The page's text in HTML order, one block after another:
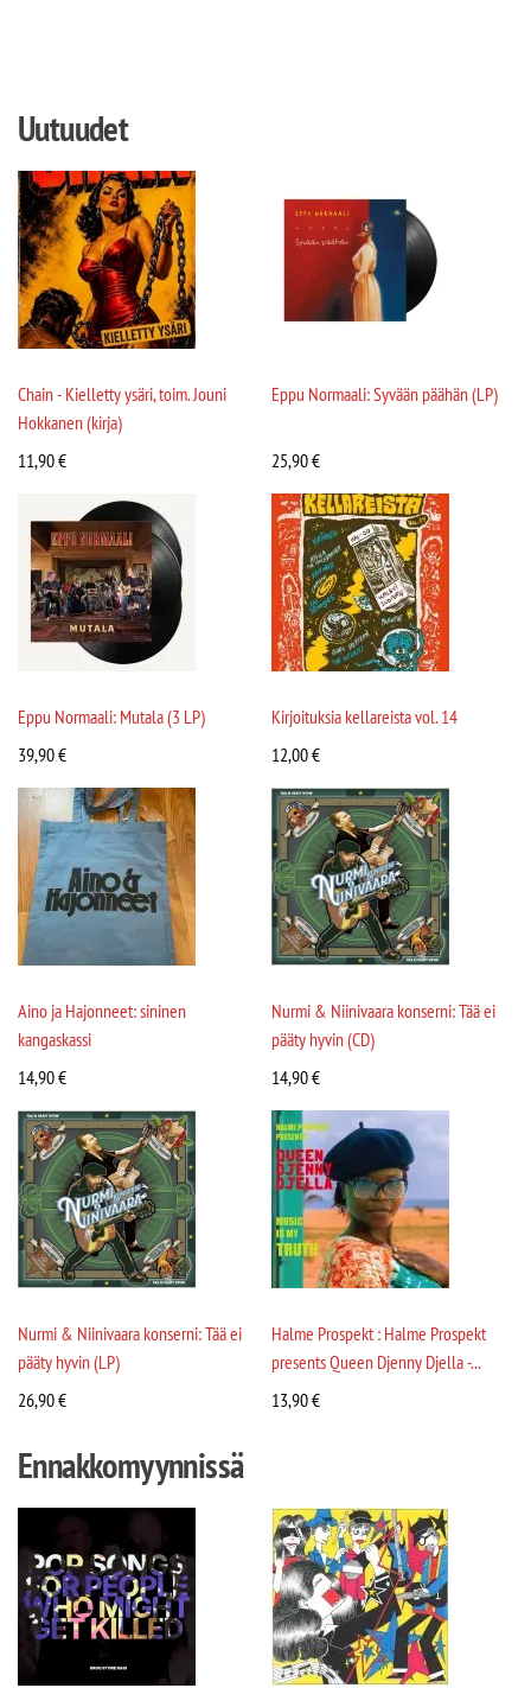
Uutuudet
Chain - Kielletty ysäri, toim. Jouni
Hokkanen (kirja)
11,90€
Eppu Normaali: Syvään päähän (LP)
25,90€
Eppu Normaali: Mutala (3 LP)
39,90€
Kirjoituksia kellareista vol. 14
12,00€
Aino ja Hajonneet: sininen
kangaskassi
14,90€
Nurmi & Niinivaara konserni: Tää ei
pääty hyvin (CD)
14,90€
Nurmi & Niinivaara konserni: Tää ei
pääty hyvin (LP)
26,90€
Halme Prospekt : Halme Prospekt
presents Queen Djenny Djella -...
13,90€
Ennakkomyynnissä